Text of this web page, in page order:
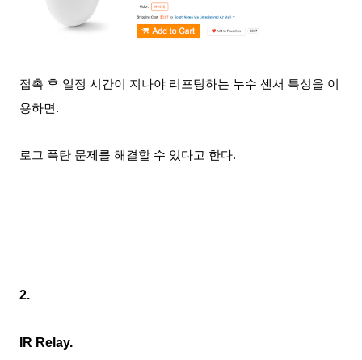
접촉 후 일정 시간이 지나야 리포팅하는 누수 센서 특성을 이
용하면.
로그 폭탄 문제를 해결할 수 있다고 한다.
2.
IR Relay.